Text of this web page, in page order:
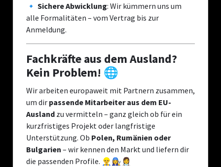
🔹 Sichere Abwicklung: Wir kümmern uns um
alle Formalitäten – vom Vertrag bis zur
Anmeldung.
Fachkräfte aus dem Ausland?
Kein Problem! 🌐
Wir arbeiten europaweit mit Partnern zusammen,
um dir passende Mitarbeiter aus dem EU-
Ausland zu vermitteln – ganz gleich ob für ein
kurzfristiges Projekt oder langfristige
Unterstützung. Ob Polen, Rumänien oder
Bulgarien – wir kennen den Markt und liefern dir
die passenden Profile. 👷‍♂️👩‍🔧👩‍⚕️